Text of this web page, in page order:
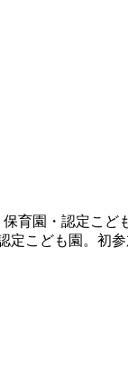
育園・認定こど
定こども園。初